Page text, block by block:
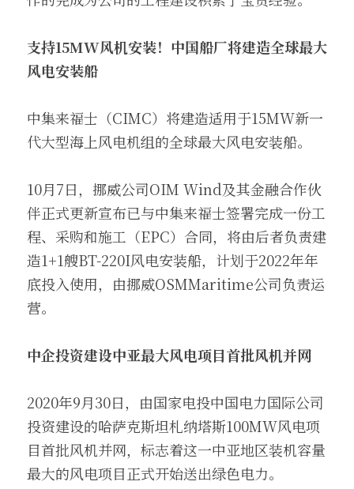
支持15MW风机安装！中国船厂将建造全球最大
风电安装船
中集来福士（CIMC）将建造适用于15MW新一
代大型海上风电机组的全球最大风电安装船。
10月7日，挪威公司OIM Wind及其金融合作伙
伴正式更新宣布已与中集来福士签署完成一份工
程、采购和施工（EPC）合同，将由后者负责建
造1+1艘BT-220I风电安装船，计划于2022年年
底投入使用，由挪威OSMMaritime公司负责运
营。
中企投资建设中亚最大风电项目首批风机并网
2020年9月30日，由国家电投中国电力国际公司
投资建设的哈萨克斯坦札纳塔斯100MW风电项
目首批风机并网，标志着这一中亚地区装机容量
最大的风电项目正式开始送出绿色电力。